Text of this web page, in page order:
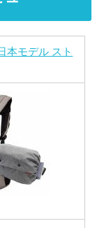
本モデル スト